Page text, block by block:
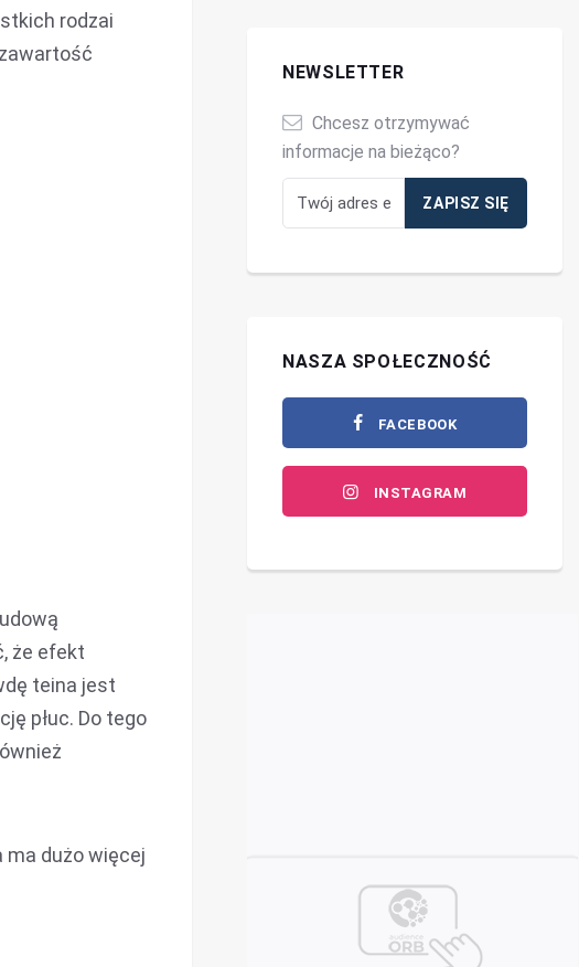
rodzai
że efekt
teina jest
płuc. Do tego
ma dużo więcej
NEWSLETTER
Chcesz otrzymywać
informacje na bieżąco?
NASZA SPOŁECZNOŚĆ
FACEBOOK
INSTAGRAM